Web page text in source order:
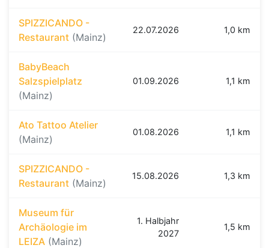
SPIZZICANDO -
Restaurant (Mainz)
22.07.2026 1,0 km
BabyBeach
Salzspielplatz
(Mainz)
01.09.2026 1,1 km
Ato Tattoo Atelier
(Mainz)
01.08.2026 1,1 km
SPIZZICANDO -
Restaurant (Mainz)
15.08.2026 1,3 km
Museum für
Archäologie im
LEIZA (Mainz)
1. Halbjahr
2027
1,5 km